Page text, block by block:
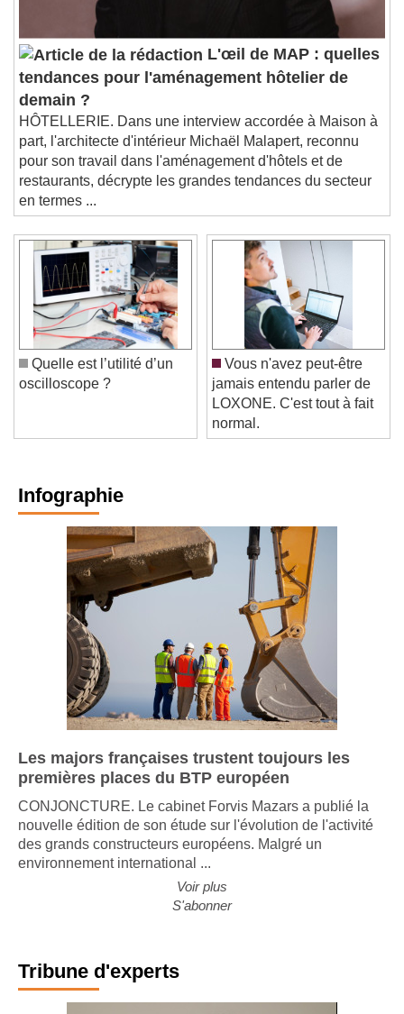
L'œil de MAP : quelles
tendances pour l'aménagement hôtelier de
demain ?
HÔTELLERIE. Dans une interview accordée à Maison à
part, l'architecte d'intérieur Michaël Malapert, reconnu
pour son travail dans l'aménagement d'hôtels et de
restaurants, décrypte les grandes tendances du secteur
en termes ...
Quelle est l’utilité d’un
Vous n'avez peut-être
jamais entendu parler de
LOXONE. C'est tout à fait
normal.
Infographie
Les majors françaises trustent toujours les
premières places du BTP européen
CONJONCTURE. Le cabinet Forvis Mazars a publié la
nouvelle édition de son étude sur l'évolution de l'activité
des grands constructeurs européens. Malgré un
Voir plus
Tribune d'experts